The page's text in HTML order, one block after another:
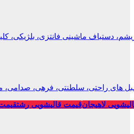
دستباف ماشینی فانتزی، بلژیکی،
های راحتی، سلطنتی، فرهی، صدامی،
لاهیجانقیمت قالیشویی رشت